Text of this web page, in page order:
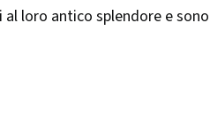
loro antico splendore e